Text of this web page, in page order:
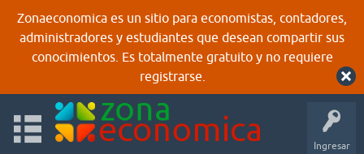
Zonaeconomica es un sitio para economistas, contadores,
administradores y estudiantes que desean compartir sus
conocimientos. Es totalmente gratuito y no requiere
registrarse.
Ingresar